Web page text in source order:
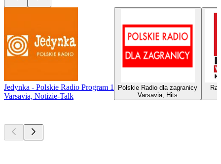
Jedynka - Polskie Radio Program 1
Varsavia, Notizie-Talk
Polskie Radio dla zagranicy
Varsavia, Hits